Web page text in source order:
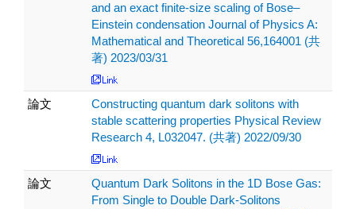
and an exact finite-size scaling of Bose–
Einstein condensation Journal of Physics A:
Mathematical and Theoretical 56,164001 (共
著) 2023/03/31
論文
Constructing quantum dark solitons with
stable scattering properties Physical Review
Research 4, L032047. (共著) 2022/09/30
論文
Quantum Dark Solitons in the 1D Bose Gas:
From Single to Double Dark-Solitons